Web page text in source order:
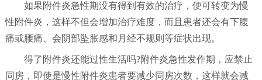
如果附件炎急性期没有得到有效的治疗，便可转变为慢
性附件炎，这样不但会增加治疗难度，而且患者还会有下腹
痛或腰痛、会阴部坠胀感和月经不规则等症状出现。
得了附件炎还能过性生活吗?附件炎急性发作期，应禁止
同房，即使是慢性附件炎患者要减少同房次数，这样就会减